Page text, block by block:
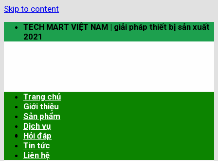
Skip to content
TECH MART VIỆT NAM | giải pháp thiết bị sản xuất
2021
Trang chủ
Giới thiệu
Sản phẩm
Dịch vụ
Hỏi đáp
Tin tức
Liên hệ